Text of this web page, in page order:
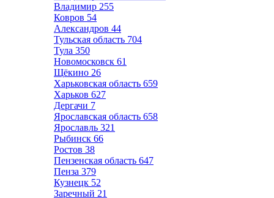
Владимир 255
Ковров 54
Александров 44
Тульская область 704
Тула 350
Новомосковск 61
Щёкино 26
Харьковская область 659
Харьков 627
Дергачи 7
Ярославская область 658
Ярославль 321
Рыбинск 66
Ростов 38
Пензенская область 647
Пенза 379
Кузнецк 52
Заречный 21